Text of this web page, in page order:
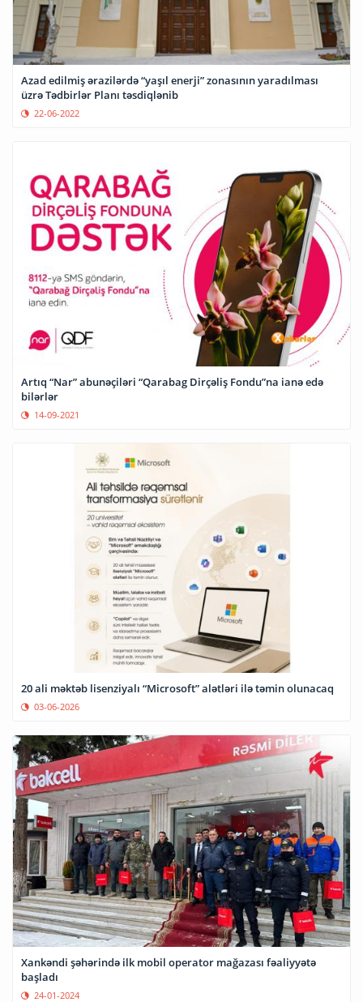
Azad edilmiş ərazilərdə “yaşıl enerji” zonasının yaradılması
üzrə Tədbirlər Planı təsdiqlənib
22-06-2022
Artıq “Nar” abunəçiləri “Qarabag Dirçəliş Fondu”na ianə edə
bilərlər
14-09-2021
20 ali məktəb lisenziyalı “Microsoft” alətləri ilə təmin olunacaq
03-06-2026
Xankəndi şəhərində ilk mobil operator mağazası fəaliyyətə
başladı
24-01-2024